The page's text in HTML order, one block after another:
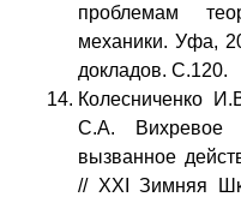
проблемам
механики. Уфа,
докладов. C.120.
Колесниченко
С.А. Вихревое
вызванное
// ХXI Зимняя